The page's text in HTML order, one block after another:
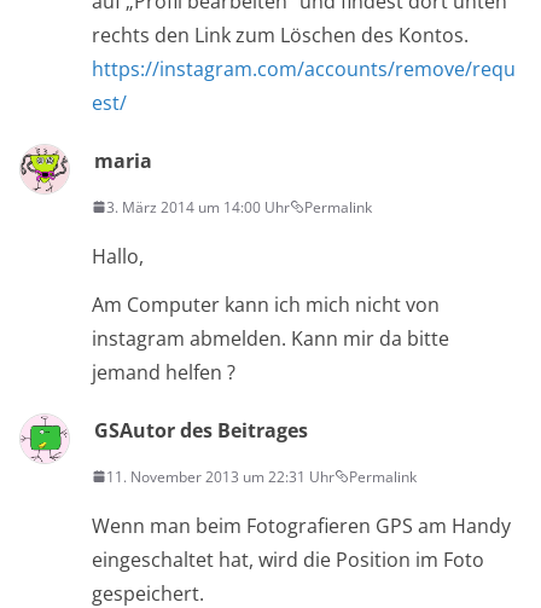
rechts den Link zum Löschen des Kontos.
https://instagram.com/accounts/remove/requ
est/
maria
3. März 2014 um 14:00 Uhr Permalink
Hallo,
Am Computer kann ich mich nicht von
instagram abmelden. Kann mir da bitte
jemand helfen ?
GSAutor des Beitrages
11. November 2013 um 22:31 Uhr Permalink
Wenn man beim Fotografieren GPS am Handy
eingeschaltet hat, wird die Position im Foto
gespeichert.